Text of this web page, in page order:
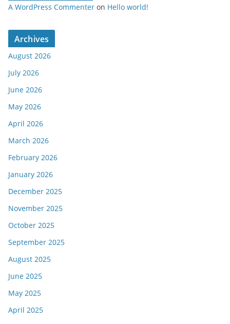
A WordPress Commenter on Hello world!
Archives
August 2026
July 2026
June 2026
May 2026
April 2026
March 2026
February 2026
January 2026
December 2025
November 2025
October 2025
September 2025
August 2025
June 2025
May 2025
April 2025